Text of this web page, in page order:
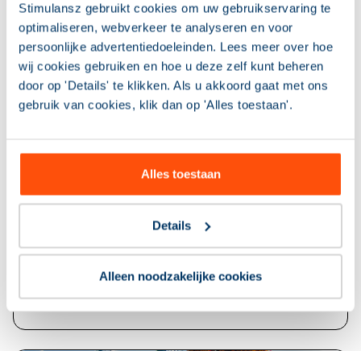
Stimulansz gebruikt cookies om uw gebruikservaring te
optimaliseren, webverkeer te analyseren en voor
persoonlijke advertentiedoeleinden. Lees meer over hoe
wij cookies gebruiken en hoe u deze zelf kunt beheren
door op 'Details' te klikken. Als u akkoord gaat met ons
gebruik van cookies, klik dan op 'Alles toestaan'.
Alles toestaan
Details
Alleen noodzakelijke cookies
Divosa Benchmark Werk en Inkomen
Je wilt inzicht in de resultaten van jouw
gemeente op het vlak van werk en inkomen. Hoe
ontwikkelt je bijstandsbestand zich? Wat levert je
aanpak op? En hoe doe je het ten opzichte van
andere gemeenten? Met de Divosa Benchmark
dan 245 gemeenten en ziet hoe je beleid in de
sturen en onderbouwd verbeteren.